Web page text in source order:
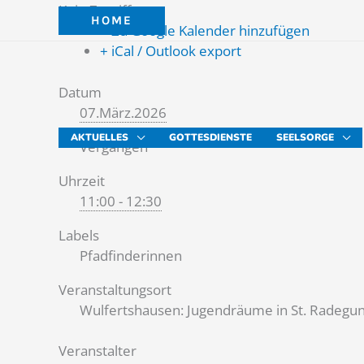
HOME
AKTUELLES GOTTESDIENSTE SEELSORGE
Kein Zugriff
+ Zu Google Kalender hinzufügen
+ iCal / Outlook export
Datum
07.März.2026
Vergangen
Uhrzeit
11:00 - 12:30
Labels
Pfadfinderinnen
Veranstaltungsort
Wulfertshausen: Jugendräume in St.
Veranstalter